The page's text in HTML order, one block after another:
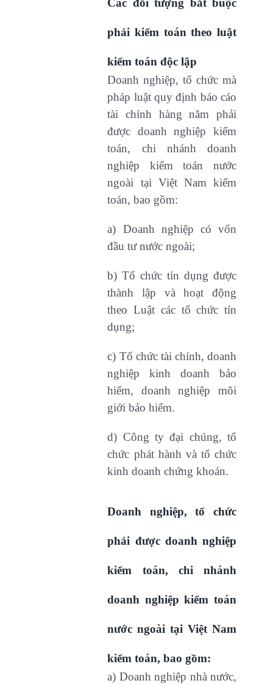
Các đối tượng bắt buộc
phải kiểm toán theo luật
kiểm toán độc lập
Doanh nghiệp, tổ chức mà
pháp luật quy định báo cáo
tài chính hàng năm phải
được doanh nghiệp kiểm
toán, chi nhánh doanh
nghiệp kiểm toán nước
ngoài tại Việt Nam kiểm
toán, bao gồm:
a) Doanh nghiệp có vốn
đầu tư nước ngoài;
b) Tổ chức tín dụng được
thành lập và hoạt động
theo Luật các tổ chức tín
dụng;
c) Tổ chức tài chính, doanh
nghiệp kinh doanh bảo
hiểm, doanh nghiệp môi
giới bảo hiểm.
d) Công ty đại chúng, tổ
chức phát hành và tổ chức
kinh doanh chứng khoán.
Doanh nghiệp, tổ chức
phải được doanh nghiệp
kiểm toán, chi nhánh
doanh nghiệp kiểm toán
nước ngoài tại Việt Nam
kiểm toán, bao gồm:
a) Doanh nghiệp nhà nước,